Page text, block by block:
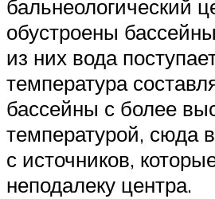
бальнеологический
обустроены
из них вода
температура
бассейны с более
температурой, сюда
с источников,
неподалеку центра.